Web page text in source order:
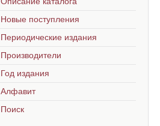
Новые поступления
Периодические издания
Производители
Год издания
Алфавит
Поиск